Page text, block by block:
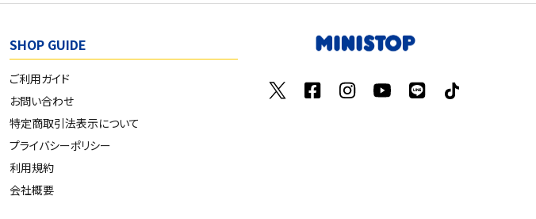
SHOP GUIDE
ご利用ガイド
お問い合わせ
特定商取引法表示について
プライバシーポリシー
利用規約
会社概要